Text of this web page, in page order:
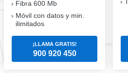
Fibra 600 Mb
Móvil con datos y min.
ilimitados
¡LLAMA GRATIS!
900 920 450